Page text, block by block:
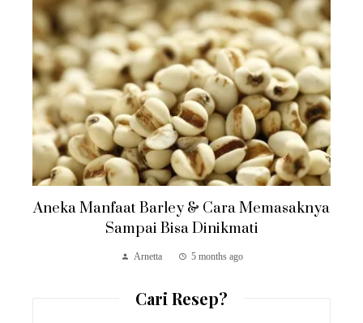
Aneka Manfaat Barley & Cara Memasaknya
Sampai Bisa Dinikmati
Arnetta 5 months ago
Cari Resep?